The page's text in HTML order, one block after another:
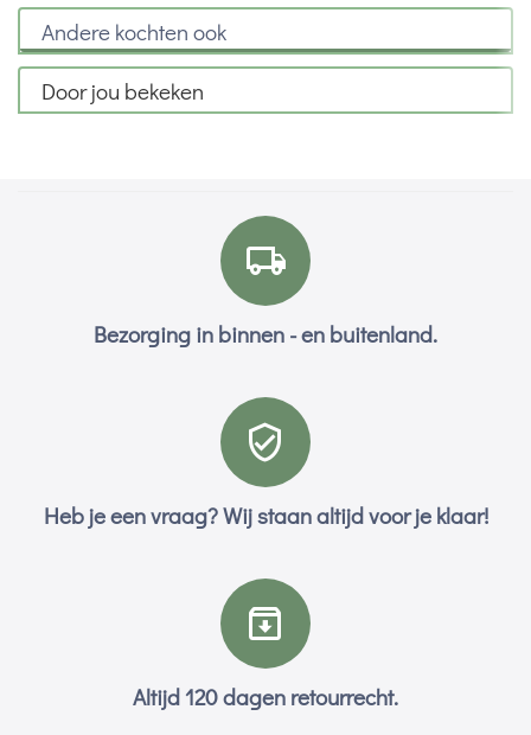
Andere kochten ook
Door jou bekeken
Bezorging in binnen - en buitenland.
Heb je een vraag? Wij staan altijd voor je klaar!
Altijd 120 dagen retourrecht.